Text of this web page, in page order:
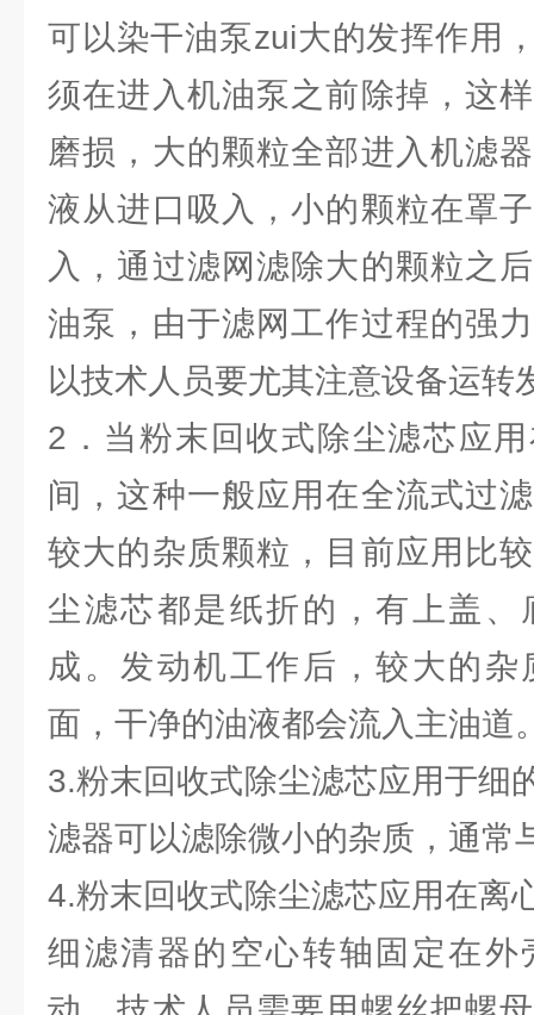
可以染干油泵zui大的发挥作用
须在进入机油泵之前除掉，这
磨损，大的颗粒全部进入机滤
液从进口吸入，小的颗粒在罩
入，通过滤网滤除大的颗粒之
油泵，由于滤网工作过程的强
以技术人员要尤其注意设备运转
2．当粉末回收式除尘滤芯应
间，这种一般应用在全流式过
较大的杂质颗粒，目前应用比
尘滤芯都是纸折的，有上盖、
成。发动机工作后，较大的
面，干净的油液都会流入主油道
3.粉末回收式除尘滤芯应用于细
滤器可以滤除微小的杂质，通常
4.粉末回收式除尘滤芯应用在离
细滤清器的空心转轴固定在外